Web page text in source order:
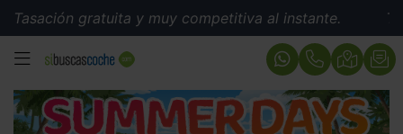
gratuita y muy competitiva al instante.
MENÚ